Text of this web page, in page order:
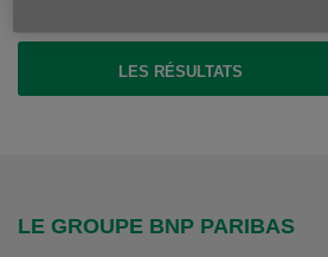
LES RÉSULTATS(CE LIEN S'OUVRE
LE GROUPE BNP PARIBAS